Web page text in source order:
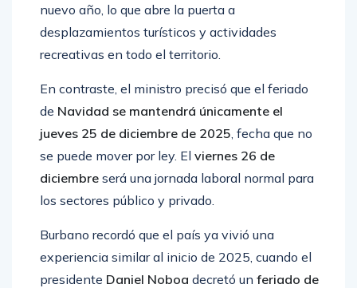
nuevo año, lo que abre la puerta a
desplazamientos turísticos y actividades
recreativas en todo el territorio.
En contraste, el ministro precisó que el feriado
de Navidad se mantendrá únicamente el
jueves 25 de diciembre de 2025, fecha que no
se puede mover por ley. El viernes 26 de
diciembre será una jornada laboral normal para
los sectores público y privado.
Burbano recordó que el país ya vivió una
experiencia similar al inicio de 2025, cuando el
presidente Daniel Noboa decretó un feriado de